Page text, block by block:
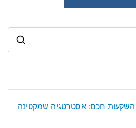
השקעות חכם: אסטרטגיה שמקטינה